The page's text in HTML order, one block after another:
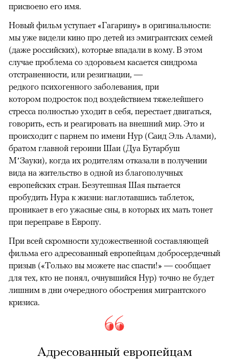
присвоено его имя.
Новый фильм уступает «Гагарину» в оригинальности:
мы уже видели кино про детей из эмигрантских семей
(даже российских), которые впадали в кому. В этом
случае проблема со здоровьем касается синдрома
отстраненности, или резигнации, —
редкого психогенного заболевания, при
котором подросток под воздействием тяжелейшего
стресса полностью уходит в себя, перестает двигаться,
говорить, есть и реагировать на внешний мир. Это и
происходит с парнем по имени Нур (Саид Эль Алами),
братом главной героини Шаи (Дуа Бутарбуш
М’Зауки), когда их родителям отказали в получении
вида на жительство в одной из благополучных
европейских стран. Безутешная Шая пытается
пробудить Нура к жизни: наглотавшись таблеток,
проникает в его ужасные сны, в которых их мать тонет
при переправе в Европу.
При всей скромности художественной составляющей
фильма его адресованный европейцам добросердечный
призыв («Только вы можете нас спасти!» — сообщает
для тех, кто не понял, очнувшийся Нур) точно не будет
лишним в дни очередного обострения мигрантского
кризиса.
Адресованный европейцам